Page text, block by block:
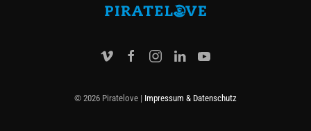
© 2026 Piratelove | Impressum & Datenschutz